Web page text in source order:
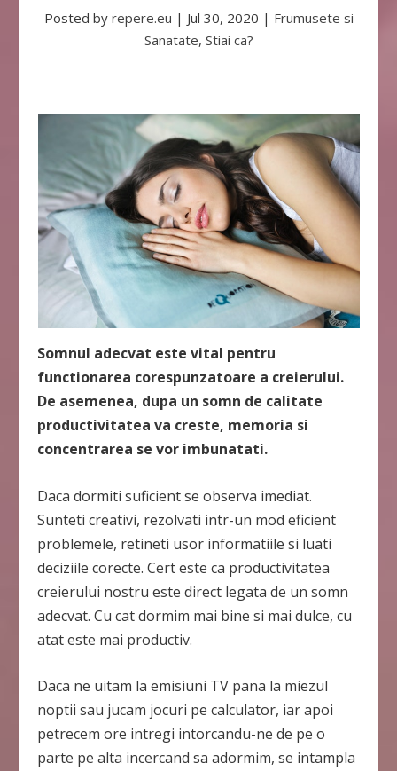
Posted by repere.eu | Jul 30, 2020 | Frumusete si
Sanatate, Stiai ca?
Somnul adecvat este vital pentru
functionarea corespunzatoare a creierului.
De asemenea, dupa un somn de calitate
productivitatea va creste, memoria si
concentrarea se vor imbunatati.
Daca dormiti suficient se observa imediat.
Sunteti creativi, rezolvati intr-un mod eficient
problemele, retineti usor informatiile si luati
deciziile corecte. Cert este ca productivitatea
creierului nostru este direct legata de un somn
adecvat. Cu cat dormim mai bine si mai dulce, cu
atat este mai productiv.
Daca ne uitam la emisiuni TV pana la miezul
noptii sau jucam jocuri pe calculator, iar apoi
petrecem ore intregi intorcandu-ne de pe o
parte pe alta incercand sa adormim, se intampla